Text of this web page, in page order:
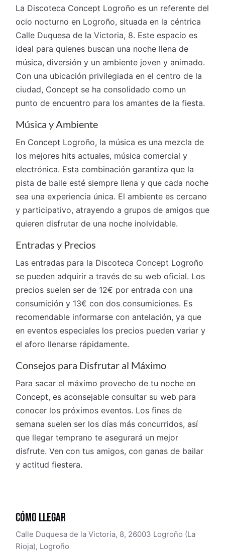
La Discoteca Concept Logroño es un referente del
ocio nocturno en Logroño, situada en la céntrica
Calle Duquesa de la Victoria, 8. Este espacio es
ideal para quienes buscan una noche llena de
música, diversión y un ambiente joven y animado.
Con una ubicación privilegiada en el centro de la
ciudad, Concept se ha consolidado como un
punto de encuentro para los amantes de la fiesta.
Música y Ambiente
En Concept Logroño, la música es una mezcla de
los mejores hits actuales, música comercial y
electrónica. Esta combinación garantiza que la
pista de baile esté siempre llena y que cada noche
sea una experiencia única. El ambiente es cercano
y participativo, atrayendo a grupos de amigos que
quieren disfrutar de una noche inolvidable.
Entradas y Precios
Las entradas para la Discoteca Concept Logroño
se pueden adquirir a través de su web oficial. Los
precios suelen ser de 12€ por entrada con una
consumición y 13€ con dos consumiciones. Es
recomendable informarse con antelación, ya que
en eventos especiales los precios pueden variar y
el aforo llenarse rápidamente.
Consejos para Disfrutar al Máximo
Para sacar el máximo provecho de tu noche en
Concept, es aconsejable consultar su web para
conocer los próximos eventos. Los fines de
semana suelen ser los días más concurridos, así
que llegar temprano te asegurará un mejor
disfrute. Ven con tus amigos, con ganas de bailar
y actitud fiestera.
CÓMO LLEGAR
Calle Duquesa de la Victoria, 8, 26003 Logroño (La
Rioja), Logroño